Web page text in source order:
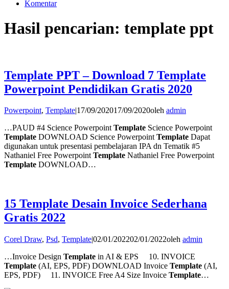
Komentar
Hasil pencarian: template ppt
Template PPT – Download 7 Template
Powerpoint Pendidikan Gratis 2020
Powerpoint, Template 17/09/202017/09/2020oleh admin
…PAUD #4 Science PowerpointTemplate Science Powerpoint
Template DOWNLOAD Science PowerpointTemplate Dapat
digunakan untuk presentasi pembelajaran IPA dn Tematik #5
Nathaniel Free PowerpointTemplate Nathaniel Free Powerpoint
Template DOWNLOAD…
15 Template Desain Invoice Sederhana
Gratis 2022
Corel Draw, Psd, Template|02/01/202202/01/2022oleh admin
…Invoice Design Template in AI & EPS 10. INVOICE
Template (AI, EPS, PDF) DOWNLOAD Invoice Template (AI,
EPS, PDF) 11. INVOICE Free A4 Size Invoice Template…